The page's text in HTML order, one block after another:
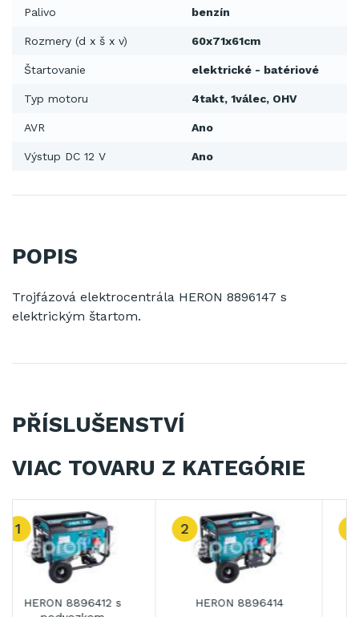
Palivo benzín
Rozmery (d x š x v) 60x71x61cm
Štartovanie elektrické - batériové
Typ motoru 4takt, 1válec, OHV
AVR Ano
Výstup DC 12 V Ano
POPIS
Trojfázová elektrocentrála HERON 8896147 s
elektrickým štartom.
PŘÍSLUŠENSTVÍ
VIAC TOVARU Z KATEGÓRIE
3
HERON 8896418 HERON 8896420